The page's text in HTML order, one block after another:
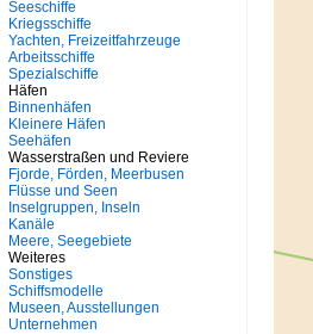
Seeschiffe
Kriegsschiffe
Yachten, Freizeitfahrzeuge
Arbeitsschiffe
Spezialschiffe
Häfen
Binnenhäfen
Kleinere Häfen
Seehäfen
Wasserstraßen und Reviere
Fjorde, Förden, Meerbusen
Flüsse und Seen
Inselgruppen, Inseln
Kanäle
Meere, Seegebiete
Weiteres
Sonstiges
Schiffsmodelle
Museen, Ausstellungen
Unternehmen